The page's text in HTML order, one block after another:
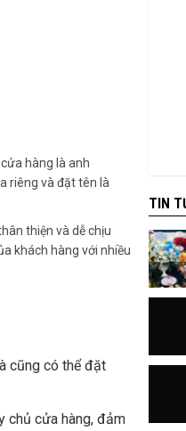
hàng là anh
riêng và đặt tên là
thiện và dễ chịu
khách hàng với nhiều
cũng có thể đặt
chủ cửa hàng, đảm
TIN